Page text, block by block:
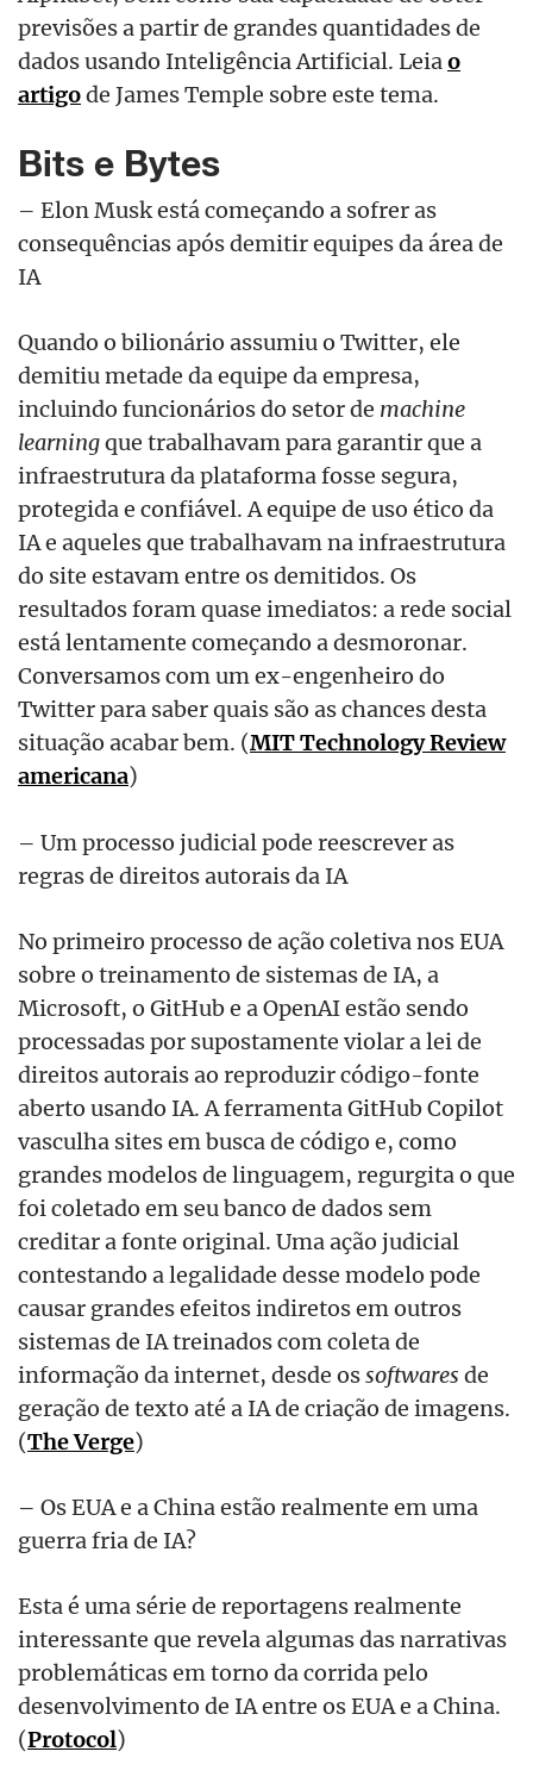
previsões a partir de grandes quantidades de
dados usando Inteligência Artificial. Leiao
artigode James Temple sobre este tema.
Bits e Bytes
– Elon Musk está começando a sofrer as
consequências após demitir equipes da área de
IA
Quando o bilionário assumiu o Twitter, ele
demitiu metade da equipe da empresa,
incluindo funcionários do setor de machine
learningque trabalhavam para garantir que a
infraestrutura da plataforma fosse segura,
protegida e confiável. A equipe de uso ético da
IA e aqueles que trabalhavam na infraestrutura
do site estavam entre os demitidos. Os
resultados foram quase imediatos: a rede social
está lentamente começando a desmoronar.
Conversamos com um ex-engenheiro do
Twitter para saber quais são as chances desta
situação acabar bem. (MIT Technology Review
americana)
– Um processo judicial pode reescrever as
regras de direitos autorais da IA
No primeiro processo de ação coletiva nos EUA
sobre o treinamento de sistemas de IA, a
Microsoft, o GitHub e a OpenAI estão sendo
processadas por supostamente violar a lei de
direitos autorais ao reproduzir código-fonte
aberto usando IA. A ferramenta GitHub Copilot
vasculha sites em busca de código e, como
grandes modelos de linguagem, regurgita o que
foi coletado em seu banco de dados sem
creditar a fonte original. Uma ação judicial
contestando a legalidade desse modelo pode
causar grandes efeitos indiretos em outros
sistemas de IA treinados com coleta de
informação da internet, desde ossoftwares de
geração de texto até a IA de criação de imagens.
(The Verge)
– Os EUA e a China estão realmente em uma
guerra fria de IA?
Esta é uma série de reportagens realmente
interessante que revela algumas das narrativas
problemáticas em torno da corrida pelo
desenvolvimento de IA entre os EUA e a China.
(Protocol)